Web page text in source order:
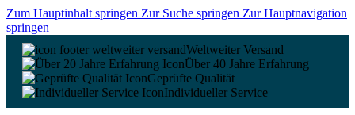
Zum Hauptinhalt springen Zur Suche springen Zur Hauptnavigation
springen
Weltweiter Versand
Über 40 Jahre Erfahrung
Geprüfte Qualität
Individueller Service